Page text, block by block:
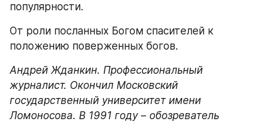
популярности.
От роли посланных Богом спасителей к
положению поверженных богов.
Андрей Жданкин. Профессиональный
журналист. Окончил Московский
государственный университет имени
Ломоносова. В 1991 году – обозреватель